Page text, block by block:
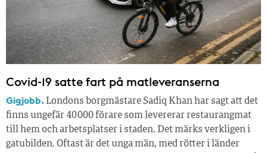
Covid-19 satte fart på matleveranserna
Gigjobb. Londons borgmästare Sadiq Khan har sagt att det
finns ungefär 40 000 förare som levererar restaurangmat
till hem och arbetsplatser i staden. Det märks verkligen i
gatubilden. Oftast är det unga män, med rötter i länder